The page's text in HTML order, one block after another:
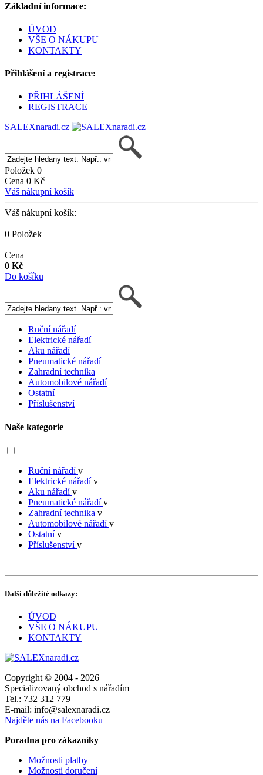
Základní informace:
ÚVOD
VŠE O NÁKUPU
KONTAKTY
Přihlášení a registrace:
PŘIHLÁŠENÍ
REGISTRACE
SALEXnaradi.cz
Položek 0
Cena 0 Kč
Váš nákupní košík
Váš nákupní košík:
0 Položek
Cena
0 Kč
Do košíku
Ruční nářadí
Elektrické nářadí
Aku nářadí
Pneumatické nářadí
Zahradní technika
Automobilové nářadí
Ostatní
Příslušenství
Naše kategorie
Ruční nářadív
Elektrické nářadív
Aku nářadív
Pneumatické nářadív
Zahradní technika v
Automobilové nářadív
Ostatnív
Příslušenstvív
Další důležité odkazy:
ÚVOD
VŠE O NÁKUPU
KONTAKTY
Copyright © 2004 - 2026
Specializovaný obchod s nářadím
Tel.: 732 312 779
E-mail: info@salexnaradi.cz
Najděte nás na Facebooku
Poradna pro zákazníky
Možnosti platby
Možnosti doručení